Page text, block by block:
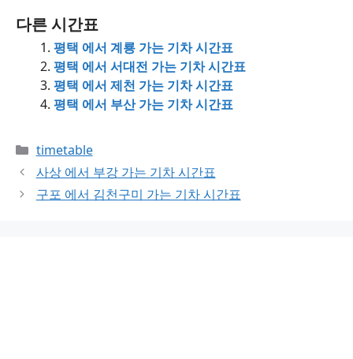
다른 시간표
평택 에서 계룡 가는 기차 시간표
평택 에서 서대전 가는 기차 시간표
평택 에서 제천 가는 기차 시간표
평택 에서 부산 가는 기차 시간표
Categories
timetable
사상 에서 부강 가는 기차 시간표
구포 에서 김천구미 가는 기차 시간표